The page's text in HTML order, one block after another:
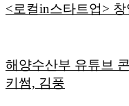
<로컬in스타트업>
해양수산부 유튜브
키썸, 김풍